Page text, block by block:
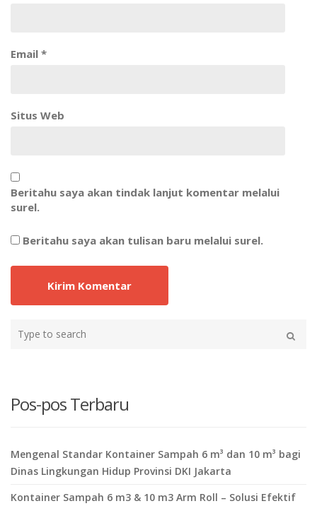
Email *
Situs Web
Beritahu saya akan tindak lanjut komentar melalui
surel.
Beritahu saya akan tulisan baru melalui surel.
your
Pos-pos Terbaru
Mengenal Standar Kontainer Sampah 6 m³ dan 10 m³ bagi
Dinas Lingkungan Hidup Provinsi DKI Jakarta
Kontainer Sampah 6 m3 & 10 m3 Arm Roll – Solusi Efektif